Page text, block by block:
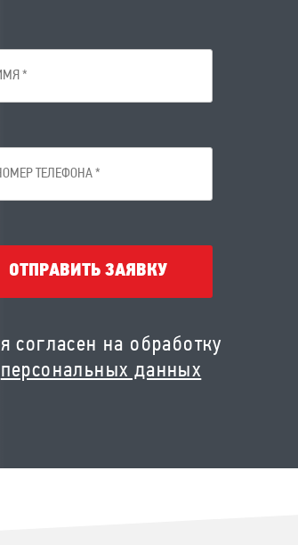
ОТПРАВИТЬ ЗАЯВКУ
я согласен на обработку
персональных данных